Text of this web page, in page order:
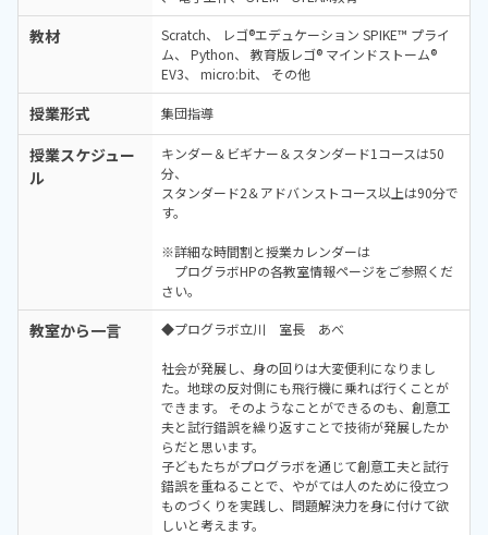
教材 Scratch
レゴ®エデュケーション SPIKE™ プライ
ム
Python
教育版レゴ® マインドストーム®
EV3
micro:bit その他
授業形式 集団指導
授業スケジュー
ル
キンダー＆ビギナー＆スタンダード1コースは50
分、
スタンダード2＆アドバンストコース以上は90分で
す。
※詳細な時間割と授業カレンダーは
プログラボHPの各教室情報ページをご参照くだ
さい。
教室から一言 ◆プログラボ立川 室長 あべ
社会が発展し、身の回りは大変便利になりまし
た。地球の反対側にも飛行機に乗れば行くことが
できます。 そのようなことができるのも、創意工
夫と試行錯誤を繰り返すことで技術が発展したか
らだと思います。
子どもたちがプログラボを通じて創意工夫と試行
錯誤を重ねることで、やがては人のために役立つ
ものづくりを実践し、問題解決力を身に付けて欲
しいと考えます。